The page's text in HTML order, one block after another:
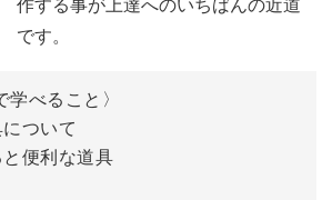
いても◎。
です。
学べること〉
ついて
便利な道具